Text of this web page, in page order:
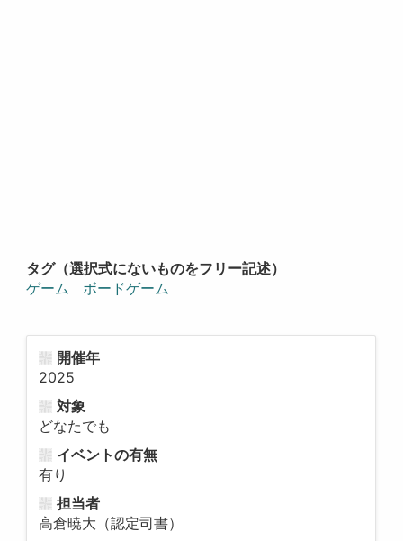
タグ（選択式にないものをフリー記述）
ゲーム
ボードゲーム
開催年
2025
対象
どなたでも
イベントの有無
有り
担当者
高倉暁大（認定司書）